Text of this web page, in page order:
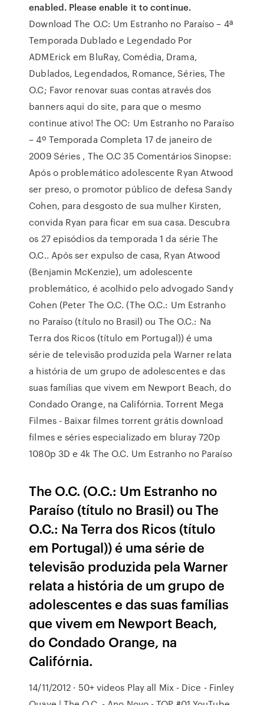
enabled. Please enable it to continue.
Download The O.C: Um Estranho no Paraíso – 4ª
Temporada Dublado e Legendado Por
ADMErick em BluRay, Comédia, Drama,
Dublados, Legendados, Romance, Séries, The
O.C; Favor renovar suas contas através dos
banners aqui do site, para que o mesmo
continue ativo! The OC: Um Estranho no Paraíso
– 4º Temporada Completa 17 de janeiro de
2009 Séries , The O.C 35 Comentários Sinopse:
Após o problemático adolescente Ryan Atwood
ser preso, o promotor público de defesa Sandy
Cohen, para desgosto de sua mulher Kirsten,
convida Ryan para ficar em sua casa. Descubra
os 27 episódios da temporada 1 da série The
O.C.. Após ser expulso de casa, Ryan Atwood
(Benjamin McKenzie), um adolescente
problemático, é acolhido pelo advogado Sandy
Cohen (Peter The O.C. (The O.C.: Um Estranho
no Paraíso (título no Brasil) ou The O.C.: Na
Terra dos Ricos (título em Portugal)) é uma
série de televisão produzida pela Warner relata
a história de um grupo de adolescentes e das
suas famílias que vivem em Newport Beach, do
Condado Orange, na Califórnia. Torrent Mega
Filmes - Baixar filmes torrent grátis download
filmes e séries especializado em bluray 720p
1080p 3D e 4k The O.C. Um Estranho no Paraíso
The O.C. (O.C.: Um Estranho no
Paraíso (título no Brasil) ou The
O.C.: Na Terra dos Ricos (título
em Portugal)) é uma série de
televisão produzida pela Warner
relata a história de um grupo de
adolescentes e das suas famílias
que vivem em Newport Beach,
do Condado Orange, na
Califórnia.
14/11/2012 · 50+ videos Play all Mix - Dice - Finley